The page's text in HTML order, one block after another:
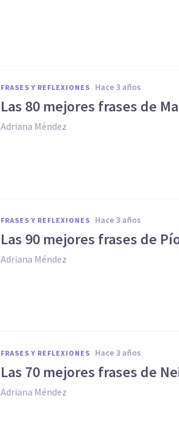
FRASES Y REFLEXIONES hace 3 años
Las 80 mejores frases de
Adriana Méndez
FRASES Y REFLEXIONES hace 3 años
Las 90 mejores frases de
Adriana Méndez
FRASES Y REFLEXIONES hace 3 años
Las 70 mejores frases de
Adriana Méndez